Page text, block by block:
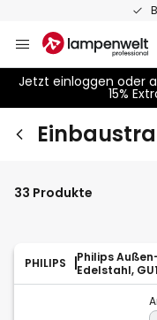
Inhalt
springen
Jetzt einloggen oder
15%
PHILIPS
Philips
Edelstahl,
33 Produkte